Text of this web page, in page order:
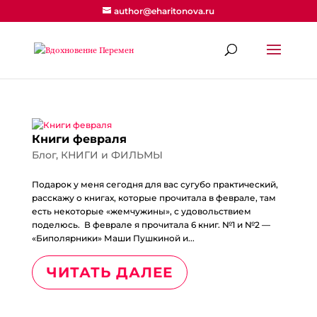
author@eharitonova.ru
Книги февраля
Блог, КНИГИ и ФИЛЬМЫ
Подарок у меня сегодня для вас сугубо практический,
расскажу о книгах, которые прочитала в феврале, там
есть некоторые «жемчужины», с удовольствием
поделюсь. В феврале я прочитала 6 книг. №1 и №2 —
«Биполярники» Маши Пушкиной и...
ЧИТАТЬ ДАЛЕЕ